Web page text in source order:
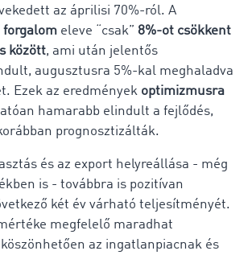
az áprilisi 70%-ról. A
forgalom eleve “csak” 8%-ot csökkent
között, ami után jelentős
augusztusra 5%-kal meghaladva
Ezek az eredmények optimizmusra
hamarabb elindult a fejlődés,
prognosztizálták.
és az export helyreállása - még
is - továbbra is pozitívan
két év várható teljesítményét.
megfelelő maradhat
az ingatlanpiacnak és